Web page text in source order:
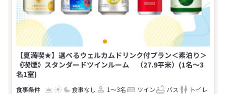
【夏満喫★】選べるウェルカムドリンク付プラン＜素泊り＞
《喫煙》スタンダードツインルーム （27.9平米）(1名～3
名1室)
食事なし 1～3名 ツイン バス
トイレ